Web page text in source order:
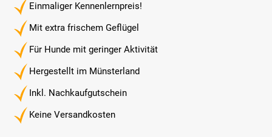
Einmaliger Kennenlernpreis!
Mit extra frischem Geflügel
Für Hunde mit geringer Aktivität
Hergestellt im Münsterland
Inkl. Nachkaufgutschein
Keine Versandkosten